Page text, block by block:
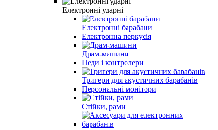
Електронні ударні
Електронні барабани
Електронна перкусія
Драм-машини
Педи і контролери
Тригери для акустичних барабанів
Персональні монітори
Стійки, рами